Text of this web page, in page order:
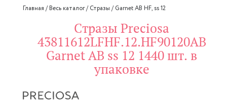
Главная /Весь каталог/Стразы /Garnet AB HF, ss 12
Стразы Preciosa
43811612LFHF.12.HF90120AB
Garnet AB ss 12 1440 шт. в
упаковке